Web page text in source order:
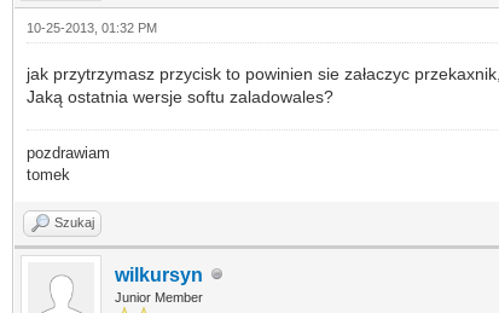
10-25-2013, 01:32 PM
jak przytrzymasz przycisk to powinien sie załaczyc
Jaką ostatnia wersje softu zaladowales?
pozdrawiam
tomek
Szukaj
wilkursyn
Junior Member